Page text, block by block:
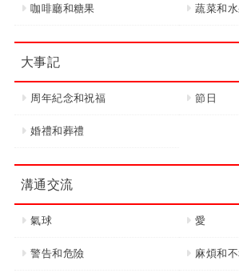
咖啡廳和糖果 蔬菜和
大事記
周年紀念和祝福 節日
婚禮和葬禮
溝通交流
氣球 愛
警告和危險 麻煩和